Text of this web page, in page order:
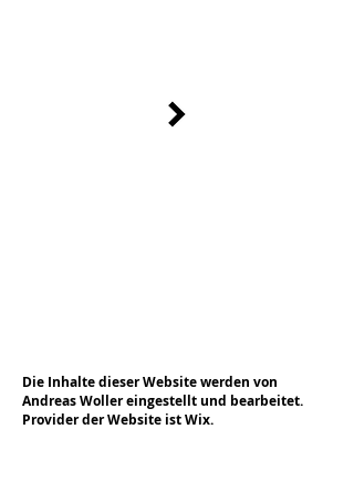
Die Inhalte dieser Website werden von
Andreas Woller eingestellt und bearbeitet.
Provider der Website ist Wix.